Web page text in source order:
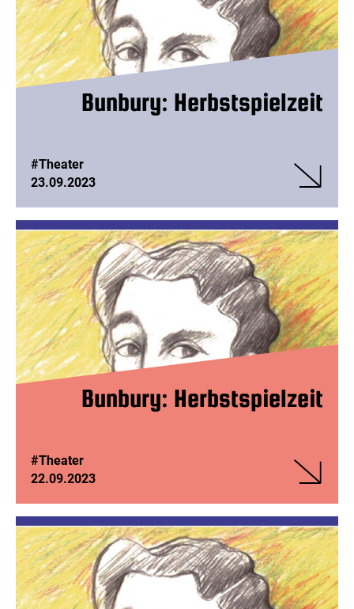
Bunbury: Herbstspielzeit
#Theater
23.09.2023
Bunbury:
Bunbury: Herbstspielzeit
#Theater
22.09.2023
Bunbury: